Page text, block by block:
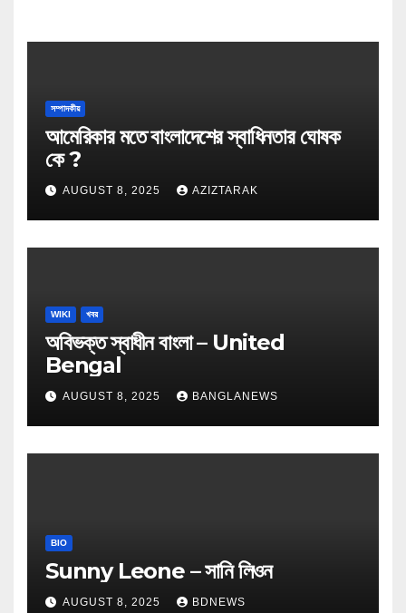
সম্পাদকীয়
আমেরিকার মতে বাংলাদেশের স্বাধিনতার ঘোষক
কে ?
AUGUST 8, 2025 AZIZTARAK
WIKI খবর
অবিভক্ত স্বাধীন বাংলা – United
Bengal
AUGUST 8, 2025 BANGLANEWS
BIO
Sunny Leone – সানি লিওন
AUGUST 8, 2025 BDNEWS